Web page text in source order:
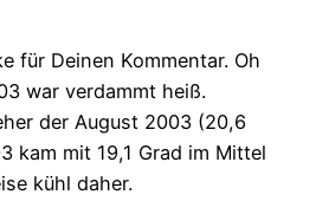
für Deinen Kommentar. Oh
war verdammt heiß.
der August 2003 (20,6
kam mit 19,1 Grad im Mittel
kühl daher.